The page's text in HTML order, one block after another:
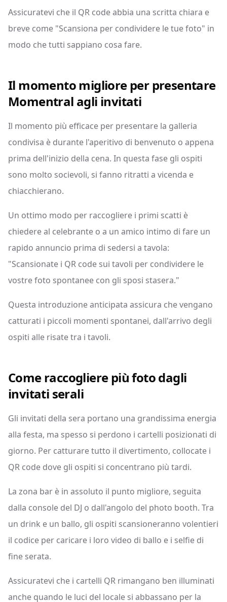
Assicuratevi che il QR code abbia una scritta chiara e
breve come "Scansiona per condividere le tue foto" in
modo che tutti sappiano cosa fare.
Il momento migliore per presentare
Momentral agli invitati
Il momento più efficace per presentare la galleria
condivisa è durante l'aperitivo di benvenuto o appena
prima dell'inizio della cena. In questa fase gli ospiti
sono molto socievoli, si fanno ritratti a vicenda e
chiacchierano.
Un ottimo modo per raccogliere i primi scatti è
chiedere al celebrante o a un amico intimo di fare un
rapido annuncio prima di sedersi a tavola:
"Scansionate i QR code sui tavoli per condividere le
vostre foto spontanee con gli sposi stasera."
Questa introduzione anticipata assicura che vengano
catturati i piccoli momenti spontanei, dall'arrivo degli
ospiti alle risate tra i tavoli.
Come raccogliere più foto dagli
invitati serali
Gli invitati della sera portano una grandissima energia
alla festa, ma spesso si perdono i cartelli posizionati di
giorno. Per catturare tutto il divertimento, collocate i
QR code dove gli ospiti si concentrano più tardi.
La zona bar è in assoluto il punto migliore, seguita
dalla console del DJ o dall'angolo del photo booth. Tra
un drink e un ballo, gli ospiti scansioneranno volentieri
il codice per caricare i loro video di ballo e i selfie di
fine serata.
Assicuratevi che i cartelli QR rimangano ben illuminati
anche quando le luci del locale si abbassano per la